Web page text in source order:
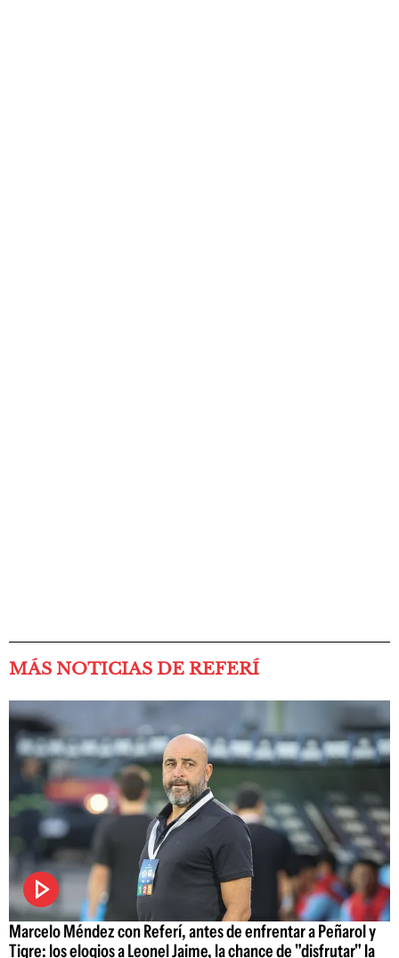
MÁS NOTICIAS DE REFERÍ
Marcelo Méndez con Referí, antes de enfrentar a Peñarol y
Tigre: los elogios a Leonel Jaime, la chance de "disfrutar" la